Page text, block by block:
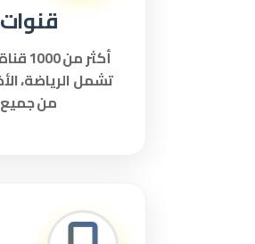
أكثر
تشمل الرياضة،
من جميع